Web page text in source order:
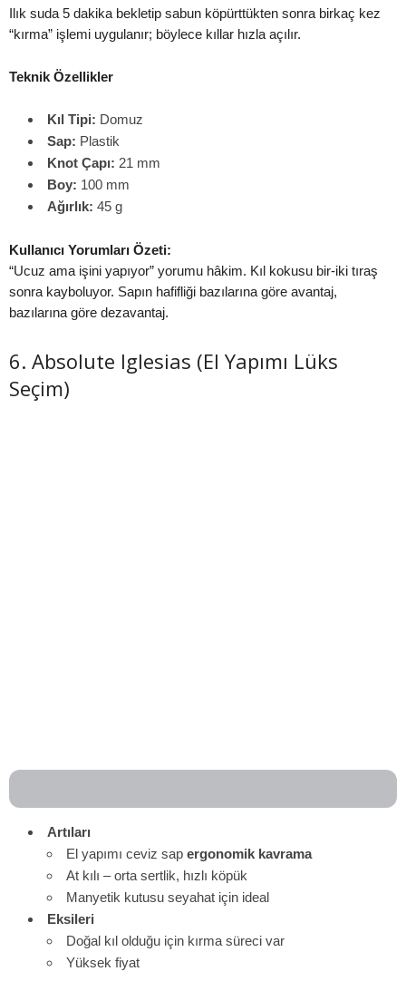
Ilık suda 5 dakika bekletip sabun köpürttükten sonra birkaç kez
“kırma” işlemi uygulanır; böylece kıllar hızla açılır.
Teknik Özellikler
Kıl Tipi: Domuz
Sap: Plastik
Knot Çapı: 21 mm
Boy: 100 mm
Ağırlık: 45 g
Kullanıcı Yorumları Özeti:
“Ucuz ama işini yapıyor” yorumu hâkim. Kıl kokusu bir-iki tıraş
sonra kayboluyor. Sapın hafifliği bazılarına göre avantaj,
bazılarına göre dezavantaj.
6. Absolute Iglesias (El Yapımı Lüks
Seçim)
Artıları
El yapımı ceviz sap ergonomik kavrama
At kılı – orta sertlik, hızlı köpük
Manyetik kutusu seyahat için ideal
Eksileri
Doğal kıl olduğu için kırma süreci var
Yüksek fiyat